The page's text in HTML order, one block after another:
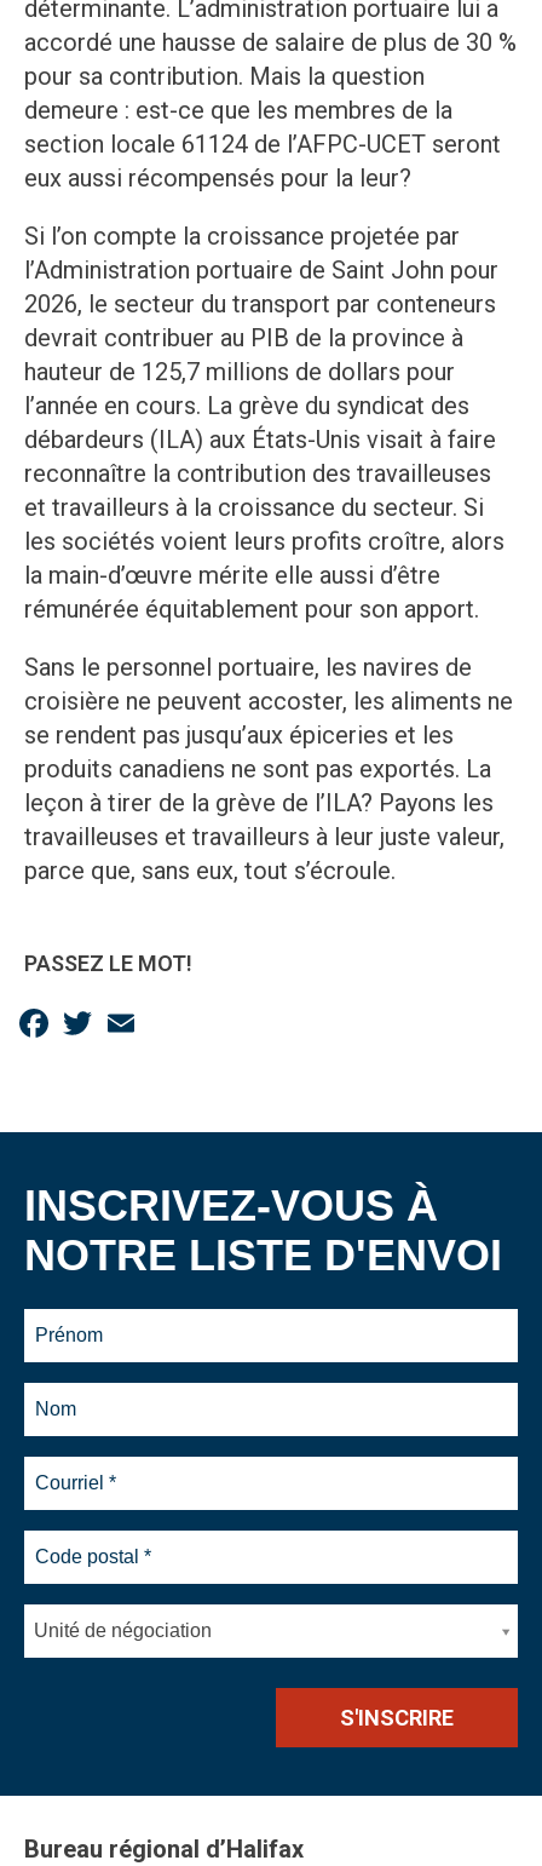
déterminante. L’administration portuaire lui a
accordé une hausse de salaire de plus de 30 %
pour sa contribution. Mais la question
demeure : est-ce que les membres de la
section locale 61124 de l’AFPC-UCET seront
eux aussi récompensés pour la leur?
Si l’on compte la croissance projetée par
l’Administration portuaire de Saint John pour
2026, le secteur du transport par conteneurs
devrait contribuer au PIB de la province à
hauteur de 125,7 millions de dollars pour
l’année en cours. La grève du syndicat des
débardeurs (ILA) aux États-Unis visait à faire
reconnaître la contribution des travailleuses
et travailleurs à la croissance du secteur. Si
les sociétés voient leurs profits croître, alors
la main-d’œuvre mérite elle aussi d’être
rémunérée équitablement pour son apport.
Sans le personnel portuaire, les navires de
croisière ne peuvent accoster, les aliments ne
se rendent pas jusqu’aux épiceries et les
produits canadiens ne sont pas exportés. La
leçon à tirer de la grève de l’ILA? Payons les
travailleuses et travailleurs à leur juste valeur,
parce que, sans eux, tout s’écroule.
PASSEZ LE MOT!
Facebook
Twitter
INSCRIVEZ-VOUS À
NOTRE LISTE D'ENVOI
Unité de négociation
Bureau régional d’Halifax